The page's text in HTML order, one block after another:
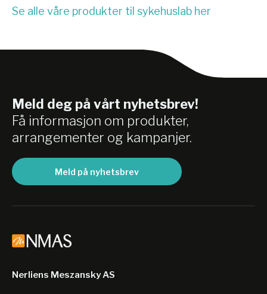
Se alle våre produkter til sykehuslab her
Meld deg på vårt nyhetsbrev!
Få informasjon om produkter,
arrangementer og kampanjer.
Meld på nyhetsbrev
Nerliens Meszansky AS